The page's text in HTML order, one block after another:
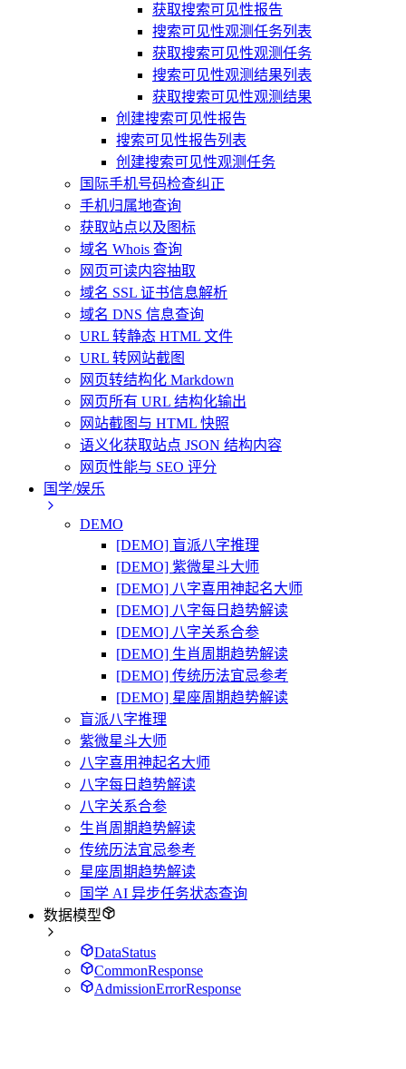
获取搜索可见性报告
搜索可见性观测任务列表
获取搜索可见性观测任务
搜索可见性观测结果列表
获取搜索可见性观测结果
创建搜索可见性报告
搜索可见性报告列表
创建搜索可见性观测任务
国际手机号码检查纠正
手机归属地查询
获取站点以及图标
域名 Whois 查询
网页可读内容抽取
域名 SSL 证书信息解析
域名 DNS 信息查询
URL 转静态 HTML 文件
URL 转网站截图
网页转结构化 Markdown
网页所有 URL 结构化输出
网站截图与 HTML 快照
语义化获取站点 JSON 结构内容
网页性能与 SEO 评分
国学/娱乐
DEMO
[DEMO] 盲派八字推理
[DEMO] 紫微星斗大师
[DEMO] 八字喜用神起名大师
[DEMO] 八字每日趋势解读
[DEMO] 八字关系合参
[DEMO] 生肖周期趋势解读
[DEMO] 传统历法宜忌参考
[DEMO] 星座周期趋势解读
盲派八字推理
紫微星斗大师
八字喜用神起名大师
八字每日趋势解读
八字关系合参
生肖周期趋势解读
传统历法宜忌参考
星座周期趋势解读
国学 AI 异步任务状态查询
数据模型
DataStatus
CommonResponse
AdmissionErrorResponse